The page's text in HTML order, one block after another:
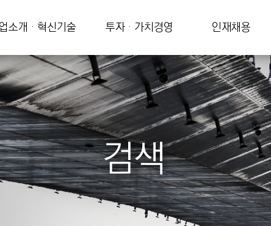
소개 · 혁신기술 투자 · 가치경영 인재채용
검색